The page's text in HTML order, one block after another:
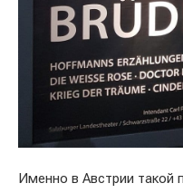
Именно в Австрии такой